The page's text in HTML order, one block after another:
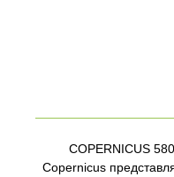
COPERNICUS
Copernicus